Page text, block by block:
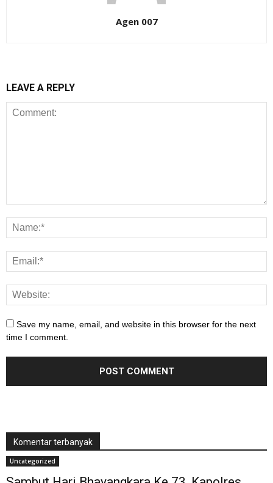
Agen 007
LEAVE A REPLY
Save my name, email, and website in this browser for the next
time I comment.
Komentar terbanyak
Uncategorized